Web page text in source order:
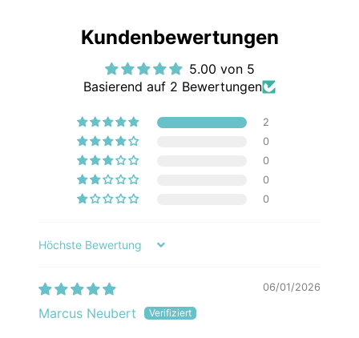
Kundenbewertungen
5.00 von 5
Basierend auf 2 Bewertungen
2
0
0
0
0
Sort by
06/01/2026
Marcus Neubert